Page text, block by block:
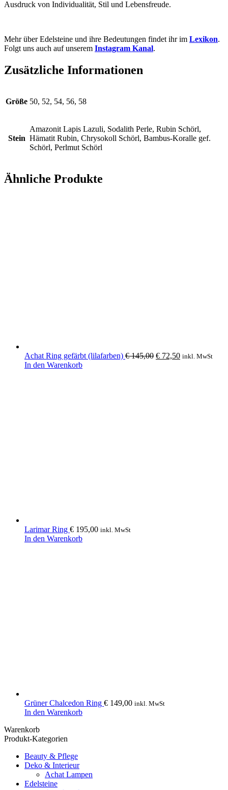
Ausdruck von Individualität, Stil und Lebensfreude.
Mehr über Edelsteine und ihre Bedeutungen findet ihr im Lexikon.
Folgt uns auch auf unserem Instagram Kanal.
Zusätzliche Informationen
Größe 50, 52, 54, 56, 58
Stein
Amazonit Lapis Lazuli, Sodalith Perle, Rubin Schörl,
Hämatit Rubin, Chrysokoll Schörl, Bambus-Koralle gef.
Schörl, Perlmut Schörl
Ähnliche Produkte
Achat Ring gefärbt (lilafarben) €145,00 Ursprünglicher
€ 72,50Aktueller
inkl. MwSt
In den Warenkorb
Larimar Ring € 195,00 inkl. MwSt
In den Warenkorb
Grüner Chalcedon Ring € 149,00 inkl. MwSt
In den Warenkorb
Warenkorb
Produkt-Kategorien
Beauty & Pflege
Deko & Interieur
Achat Lampen
Edelsteine